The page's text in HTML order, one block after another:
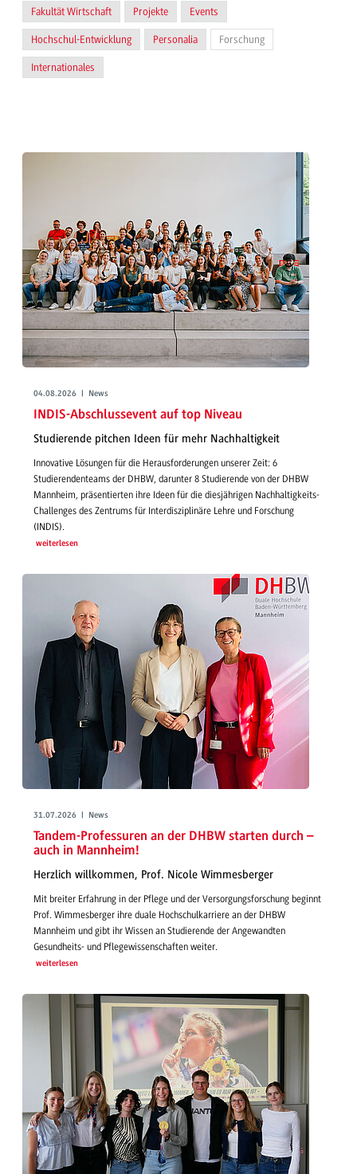
Fakultät Wirtschaft Projekte Events
Hochschul-Entwicklung Personalia Forschung
Internationales
04.08.2026 | News
INDIS-Abschlussevent auf top Niveau
Studierende pitchen Ideen für mehr Nachhaltigkeit
Innovative Lösungen für die Herausforderungen unserer Zeit: 6
Studierendenteams der DHBW, darunter 8 Studierende von der DHBW
Mannheim, präsentierten ihre Ideen für die diesjährigen Nachhaltigkeits-
Challenges des Zentrums für Interdisziplinäre Lehre und Forschung
(INDIS).
weiterlesen
31.07.2026 | News
Tandem-Professuren an der DHBW starten durch –
auch in Mannheim!
Herzlich willkommen, Prof. Nicole Wimmesberger
Mit breiter Erfahrung in der Pflege und der Versorgungsforschung beginnt
Prof. Wimmesberger ihre duale Hochschulkarriere an der DHBW
Mannheim und gibt ihr Wissen an Studierende der Angewandten
Gesundheits- und Pflegewissenschaften weiter.
weiterlesen